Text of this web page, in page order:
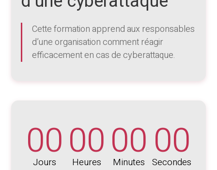
Cette formation apprend aux responsables
d’une organisation comment réagir
efficacement en cas de cyberattaque.
00
Jours 00
Heures 00
Minutes 00
Secondes